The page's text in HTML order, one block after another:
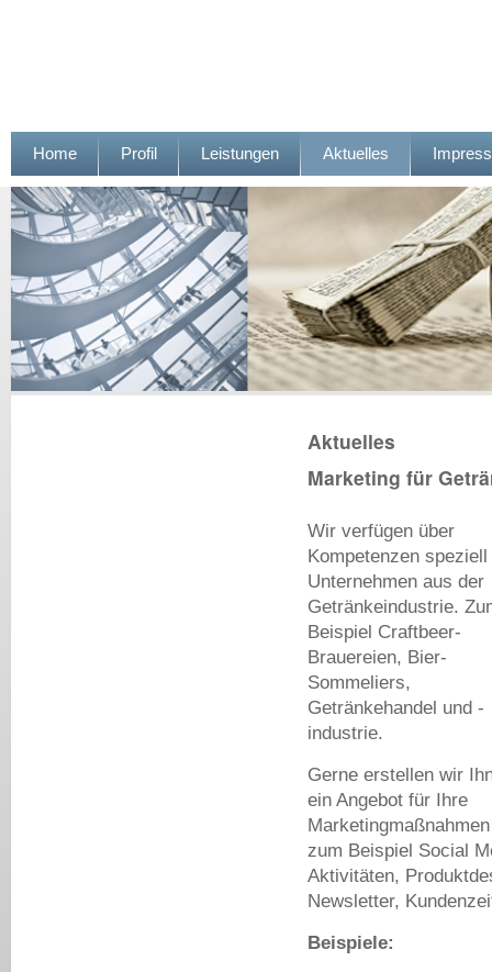
Inhalt
springen
Home Profil Leistungen Aktuelles
Aktuelles
Marketing für
Wir verfügen über
Kompetenzen
Unternehmen aus der
Getränkeindustrie.
Beispiel Craftbeer-
Brauereien, Bier-
Sommeliers,
Getränkehandel und -
industrie.
Gerne erstellen wir
ein Angebot für Ihre
zum Beispiel Social
Aktivitäten,
Newsletter,
Beispiele: